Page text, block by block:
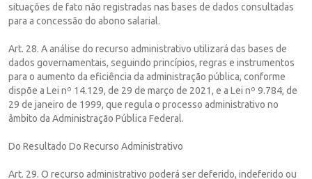
situações de fato não registradas nas bases de dados consultadas
para a concessão do abono salarial.
Art. 28. A análise do recurso administrativo utilizará das bases de
dados governamentais, seguindo princípios, regras e instrumentos
para o aumento da eficiência da administração pública, conforme
dispõe a Lei nº 14.129, de 29 de março de 2021, e a Lei nº 9.784, de
29 de janeiro de 1999, que regula o processo administrativo no
âmbito da Administração Pública Federal.
Do Resultado Do Recurso Administrativo
Art. 29. O recurso administrativo poderá ser deferido, indeferido ou